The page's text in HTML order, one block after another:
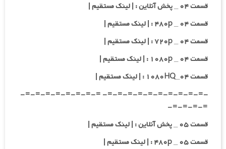
قسمت ۰۴ _ پخش آنلاین : | لینک مستقیم |
قسمت ۰۴ _ ۴۸۰p : | لینک مستقیم |
قسمت ۰۴ _ ۷۲۰p : | لینک مستقیم |
قسمت ۰۴ _ ۱۰۸۰p : | لینک مستقیم |
قسمت ۰۴_۱۰۸۰HQ : | لینک مستقیم |
-=-=-=-=-=-=-=-=-=-=- =-=-=-=-=-=-=-=-
=-=-=-=-
قسمت ۰۵ _ پخش آنلاین : | لینک مستقیم |
قسمت ۰۵ _ ۴۸۰p : | لینک مستقیم |